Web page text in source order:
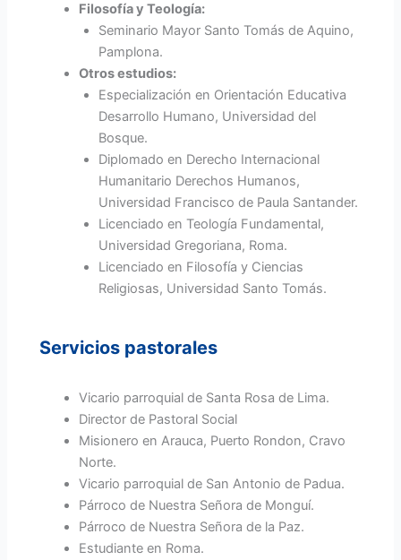
Filosofía y Teología:
Seminario Mayor Santo Tomás de Aquino,
Pamplona.
Otros estudios:
Especialización en Orientación Educativa
Desarrollo Humano, Universidad del
Bosque.
Diplomado en Derecho Internacional
Humanitario Derechos Humanos,
Universidad Francisco de Paula Santander.
Licenciado en Teología Fundamental,
Universidad Gregoriana, Roma.
Licenciado en Filosofía y Ciencias
Religiosas, Universidad Santo Tomás.
Servicios pastorales
Vicario parroquial de Santa Rosa de Lima.
Director de Pastoral Social
Misionero en Arauca, Puerto Rondon, Cravo
Norte.
Vicario parroquial de San Antonio de Padua.
Párroco de Nuestra Señora de Monguí.
Párroco de Nuestra Señora de la Paz.
Estudiante en Roma.